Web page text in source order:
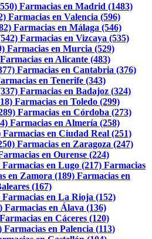
Farmacias en Madrid (1483)
Farmacias en Valencia (596)
Farmacias en Málaga (546)
Farmacias en Vizcaya (535)
Farmacias en Murcia (529)
Farmacias en Alicante (483)
Farmacias en Cantabria (376)
en Tenerife (343)
Farmacias en Badajoz (324)
Farmacias en Toledo (299)
Farmacias en Córdoba (273)
Farmacias en Almería (258)
Farmacias en Ciudad Real (251)
Farmacias en Zaragoza (247)
en Ourense (224)
Farmacias en Lugo (217) Farmacias
en Zamora (189) Farmacias en
(167)
Farmacias en La Rioja (152)
Farmacias en Álava (136)
Farmacias en Cáceres (120)
Farmacias en Palencia (113)